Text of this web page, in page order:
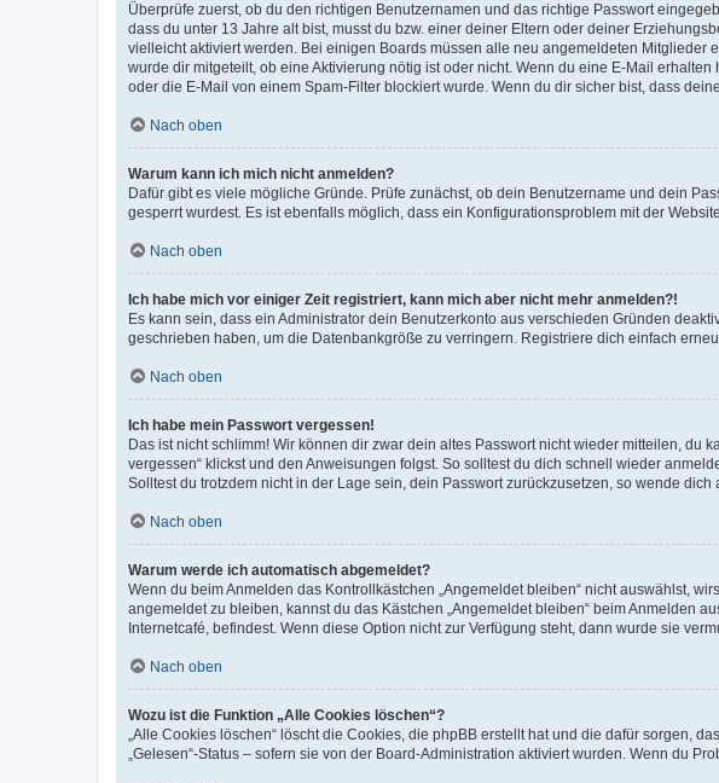
Überprüfe zuerst, ob du den richtigen Benutzernamen und das richtige Passwort
dass du unter 13 Jahre alt bist, musst du bzw. einer deiner Eltern oder deiner
vielleicht aktiviert werden. Bei einigen Boards müssen alle neu angemeldeten
wurde dir mitgeteilt, ob eine Aktivierung nötig ist oder nicht. Wenn du eine E-Mail
oder die E-Mail von einem Spam-Filter blockiert wurde. Wenn du dir sicher bist, dass
Nach oben
Warum kann ich mich nicht anmelden?
Dafür gibt es viele mögliche Gründe. Prüfe zunächst, ob dein Benutzername und dein
gesperrt wurdest. Es ist ebenfalls möglich, dass ein Konfigurationsproblem mit der
Nach oben
Ich habe mich vor einiger Zeit registriert, kann mich aber nicht mehr anmelden?!
Es kann sein, dass ein Administrator dein Benutzerkonto aus verschieden Gründen
geschrieben haben, um die Datenbankgröße zu verringern. Registriere dich einfach
Nach oben
Ich habe mein Passwort vergessen!
Das ist nicht schlimm! Wir können dir zwar dein altes Passwort nicht wieder mitteilen, du
vergessen“ klickst und den Anweisungen folgst. So solltest du dich schnell wieder
Solltest du trotzdem nicht in der Lage sein, dein Passwort zurückzusetzen, so wende
Nach oben
Warum werde ich automatisch abgemeldet?
Wenn du beim Anmelden das Kontrollkästchen „Angemeldet bleiben“ nicht auswählst,
angemeldet zu bleiben, kannst du das Kästchen „Angemeldet bleiben“ beim Anmelden
Internetcafé, befindest. Wenn diese Option nicht zur Verfügung steht, dann wurde sie
Nach oben
Wozu ist die Funktion „Alle Cookies löschen“?
„Alle Cookies löschen“ löscht die Cookies, die phpBB erstellt hat und die dafür sorgen,
„Gelesen“-Status – sofern sie von der Board-Administration aktiviert wurden. Wenn du